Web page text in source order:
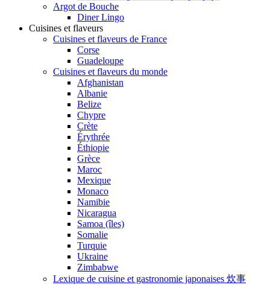
Argot de Bouche
Diner Lingo
Cuisines et flaveurs
Cuisines et flaveurs de France
Corse
Guadeloupe
Cuisines et flaveurs du monde
Afghanistan
Albanie
Belize
Chypre
Crète
Érythrée
Éthiopie
Grèce
Maroc
Mexique
Monaco
Namibie
Nicaragua
Samoa (îles)
Somalie
Turquie
Ukraine
Zimbabwe
Lexique de cuisine et gastronomie japonaises 炊事